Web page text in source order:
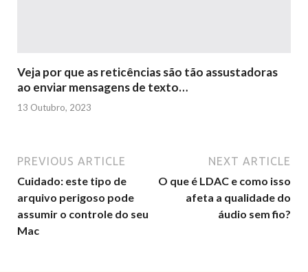
Veja por que as reticências são tão assustadoras
ao enviar mensagens de texto…
13 Outubro, 2023
PREVIOUS ARTICLE
Cuidado: este tipo de
arquivo perigoso pode
assumir o controle do seu
Mac
NEXT ARTICLE
O que é LDAC e como isso
afeta a qualidade do
áudio sem fio?